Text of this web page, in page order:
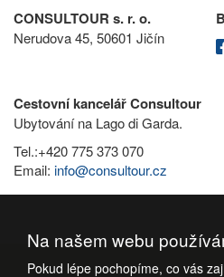
CONSULTOUR s. r. o.
Nerudova 45, 50601 Jičín
Cestovní kancelář Consultour
Ubytování na Lago di Garda.
Tel.:+420 775 373 070
Email: info@consultour.cz
Na našem webu
Pokud lépe pochopíme, co vás